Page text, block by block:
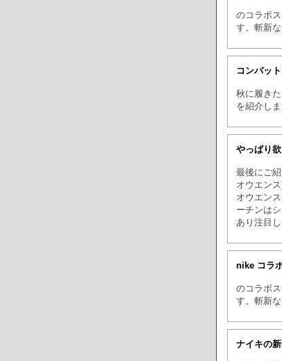
のコラボ
す。斬新
コンバッ
秋に履き
を紹介しま
やっぱり
最後にご
オウエン
オウエン
ーチンは
あり注目
nike コラ
のコラボ
す。斬新
ナイキの